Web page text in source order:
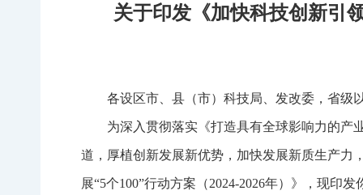
关于印发《加快科技创新引
各设区市、县（市）科技局、发改委，省级
为深入贯彻落实《打造具有全球影响力的产
道，厚植创新发展新优势，加快发展新质生产力
展“5个100”行动方案（2024-2026年）》，现印